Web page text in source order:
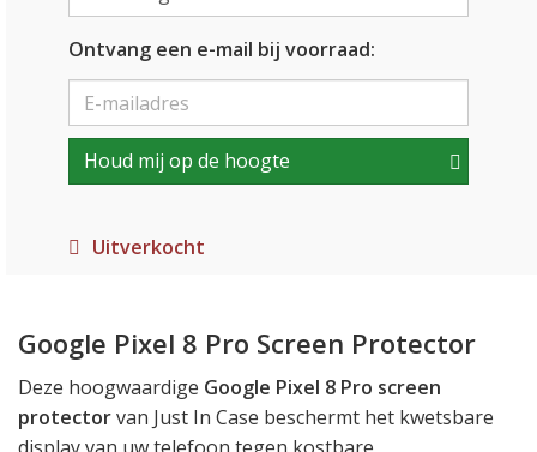
Ontvang een e-mail bij voorraad:
Houd mij op de hoogte
Uitverkocht
Google Pixel 8 Pro Screen Protector
Deze hoogwaardige Google Pixel 8 Pro screen
protectorvan Just In Case beschermt het kwetsbare
display van uw telefoon tegen kostbare